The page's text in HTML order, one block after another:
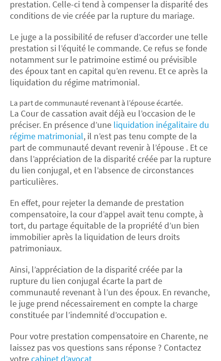
prestation. Celle-ci tend à compenser la disparité des
conditions de vie créée par la rupture du mariage.
Le juge a la possibilité de refuser d’accorder une telle
prestation si l’équité le commande. Ce refus se fonde
notamment sur le patrimoine estimé ou prévisible
des époux tant en capital qu’en revenu. Et ce après la
liquidation du régime matrimonial.
La part de communauté revenant à l’épouse écartée.
La Cour de cassation avait déjà eu l’occasion de le
préciser. En présence d’une liquidation inégalitaire du
régime matrimonial, il n’est pas tenu compte de la
part de communauté devant revenir à l’épouse . Et ce
dans l’appréciation de la disparité créée par la rupture
du lien conjugal, et en l’absence de circonstances
particulières.
En effet, pour rejeter la demande de prestation
compensatoire, la cour d’appel avait tenu compte, à
tort, du partage équitable de la propriété d’un bien
immobilier après la liquidation de leurs droits
patrimoniaux.
Ainsi, l’appréciation de la disparité créée par la
rupture du lien conjugal écarte la part de
communauté revenant à l’un des époux. En revanche,
le juge prend nécessairement en compte la charge
constituée par l’indemnité d’occupation e.
Pour votre prestation compensatoire en Charente, ne
laissez pas vos questions sans réponse ? Contactez
votrecabinet d’avocat